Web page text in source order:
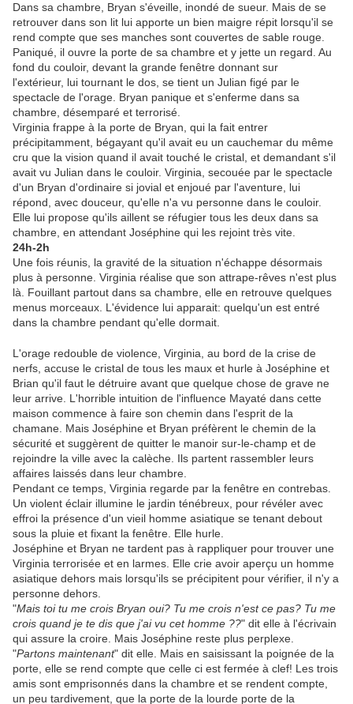
Dans sa chambre, Bryan s'éveille, inondé de sueur. Mais de se
retrouver dans son lit lui apporte un bien maigre répit lorsqu'il se
rend compte que ses manches sont couvertes de sable rouge.
Paniqué, il ouvre la porte de sa chambre et y jette un regard. Au
fond du couloir, devant la grande fenêtre donnant sur
l'extérieur, lui tournant le dos, se tient un Julian figé par le
spectacle de l'orage. Bryan panique et s'enferme dans sa
chambre, désemparé et terrorisé.
Virginia frappe à la porte de Bryan, qui la fait entrer
précipitamment, bégayant qu'il avait eu un cauchemar du même
cru que la vision quand il avait touché le cristal, et demandant s'il
avait vu Julian dans le couloir. Virginia, secouée par le spectacle
d'un Bryan d'ordinaire si jovial et enjoué par l'aventure, lui
répond, avec douceur, qu'elle n'a vu personne dans le couloir.
Elle lui propose qu'ils aillent se réfugier tous les deux dans sa
chambre, en attendant Joséphine qui les rejoint très vite.
24h-2h
Une fois réunis, la gravité de la situation n'échappe désormais
plus à personne. Virginia réalise que son attrape-rêves n'est plus
là. Fouillant partout dans sa chambre, elle en retrouve quelques
menus morceaux. L'évidence lui apparait: quelqu'un est entré
dans la chambre pendant qu'elle dormait.
L'orage redouble de violence, Virginia, au bord de la crise de
nerfs, accuse le cristal de tous les maux et hurle à Joséphine et
Brian qu'il faut le détruire avant que quelque chose de grave ne
leur arrive. L'horrible intuition de l'influence Mayaté dans cette
maison commence à faire son chemin dans l'esprit de la
chamane. Mais Joséphine et Bryan préfèrent le chemin de la
sécurité et suggèrent de quitter le manoir sur-le-champ et de
rejoindre la ville avec la calèche. Ils partent rassembler leurs
affaires laissés dans leur chambre.
Pendant ce temps, Virginia regarde par la fenêtre en contrebas.
Un violent éclair illumine le jardin ténébreux, pour révéler avec
effroi la présence d'un vieil homme asiatique se tenant debout
sous la pluie et fixant la fenêtre. Elle hurle.
Joséphine et Bryan ne tardent pas à rappliquer pour trouver une
Virginia terrorisée et en larmes. Elle crie avoir aperçu un homme
asiatique dehors mais lorsqu'ils se précipitent pour vérifier, il n'y a
personne dehors.
"Mais toi tu me crois Bryan oui? Tu me crois n'est ce pas? Tu me
crois quand je te dis que j'ai vu cet homme ??" dit elle à l'écrivain
qui assure la croire. Mais Joséphine reste plus perplexe.
"Partons maintenant" dit elle. Mais en saisissant la poignée de la
porte, elle se rend compte que celle ci est fermée à clef! Les trois
amis sont emprisonnés dans la chambre et se rendent compte,
un peu tardivement, que la porte de la lourde porte de la